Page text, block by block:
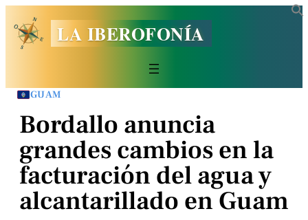
LA IBEROFONÍA
GUAM
Bordallo anuncia
grandes cambios en la
facturación del agua y
alcantarillado en Guam